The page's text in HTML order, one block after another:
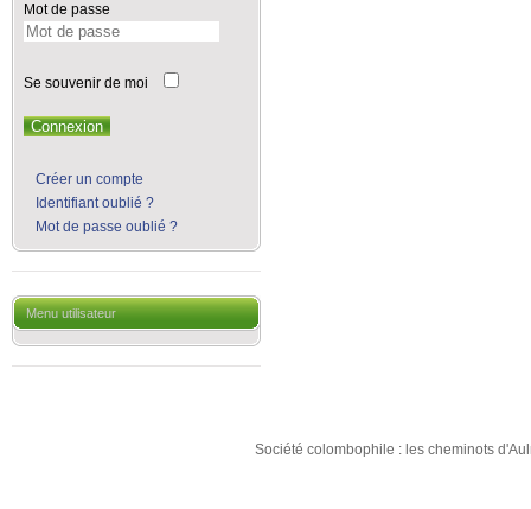
Mot de passe
Se souvenir de moi
Connexion
Créer un compte
Identifiant oublié ?
Mot de passe oublié ?
Menu utilisateur
Société colombophile : les cheminots